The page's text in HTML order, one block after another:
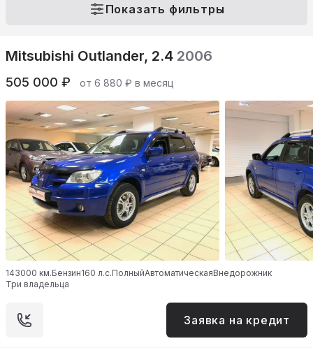
Показать фильтры
Mitsubishi Outlander, 2.4 2006
505 000 ₽ от 6 880 ₽ в месяц
143000 км.Бензин160 л.с.ПолныйАвтоматическаяВнедорожник
Три владельца
Заявка на кредит